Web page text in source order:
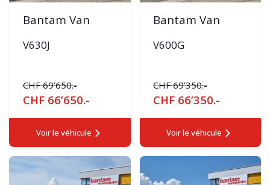
Bantam Van
V630J
CHF 69’650.-
CHF 66’650.-
Voir le véhicule
Bantam Van
V600G
CHF 69’350.-
CHF 66’350.-
Voir le véhicule